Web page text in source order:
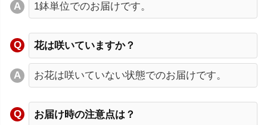
1鉢単位でのお届けです。
花は咲いていますか？
お花は咲いていない状態でのお届けです。
お届け時の注意点は？